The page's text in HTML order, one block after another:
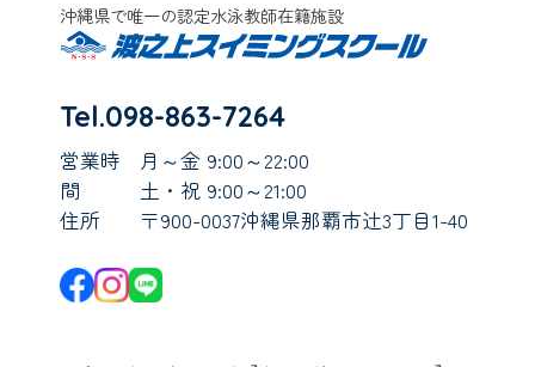
沖縄県で唯一の認定水泳教師在籍施設
Tel.098-863-7264
営業時
間
月～金 9:00～22:00
土・祝 9:00～21:00
住所
〒900-0037沖縄県那覇市辻3丁目1-40